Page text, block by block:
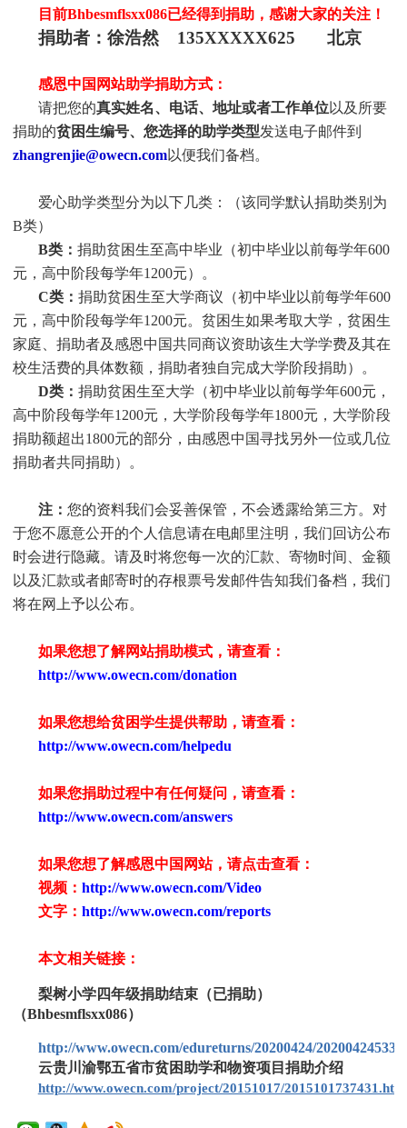
目前Bhbesmflsxx086已经得到捐助，感谢大家的关注！
捐助者：徐浩然 135XXXXX625 北京
感恩中国网站助学捐助方式：
请把您的真实姓名、电话、地址或者工作单位以及所要
捐助的贫困生编号、您选择的助学类型发送电子邮件到
zhangrenjie@owecn.com以便我们备档。
爱心助学类型分为以下几类：（该同学默认捐助类别为
B类）
B类： 捐助贫困生至高中毕业（初中毕业以前每学年600
元，高中阶段每学年1200元）。
C类： 捐助贫困生至大学商议（初中毕业以前每学年600
元，高中阶段每学年1200元。贫困生如果考取大学，贫困生
家庭、捐助者及感恩中国共同商议资助该生大学学费及其在
校生活费的具体数额，捐助者独自完成大学阶段捐助）。
D类： 捐助贫困生至大学（初中毕业以前每学年600元，
高中阶段每学年1200元，大学阶段每学年1800元，大学阶段
捐助额超出1800元的部分，由感恩中国寻找另外一位或几位
捐助者共同捐助）。
注： 您的资料我们会妥善保管，不会透露给第三方。对
于您不愿意公开的个人信息请在电邮里注明，我们回访公布
时会进行隐藏。请及时将您每一次的汇款、寄物时间、金额
以及汇款或者邮寄时的存根票号发邮件告知我们备档，我们
将在网上予以公布。
如果您想了解网站捐助模式，请查看：
http://www.owecn.com/donation
如果您想给贫困学生提供帮助，请查看：
http://www.owecn.com/helpedu
如果您捐助过程中有任何疑问，请查看：
http://www.owecn.com/answers
如果您想了解感恩中国网站，请点击查看：
视频： http://www.owecn.com/Video
文字： http://www.owecn.com/reports
本文相关链接：
梨树小学四年级捐助结束（已捐助）
（Bhbesmflsxx086）
http://www.owecn.com/edureturns/20200424/
云贵川渝鄂五省市贫困助学和物资项目捐助介绍
http://www.owecn.com/project/20151017/